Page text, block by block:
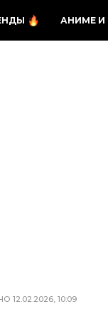
АНИМЕ И
12.02.2026, 10:09